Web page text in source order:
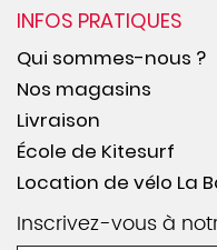
INFOS PRATIQUES
Qui sommes-nous ?
Nos magasins
Livraison
École de Kitesurf
Location de vélo La
Inscrivez-vous à